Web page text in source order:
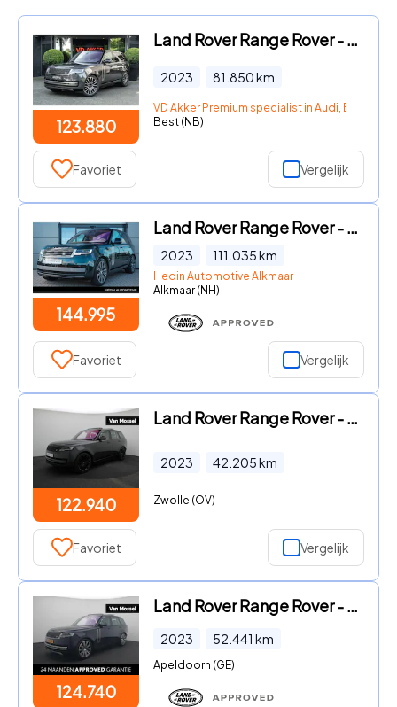
123.880
Land Rover Range Rover - LANDROVER P510e Autobiography | 4Wsturing | 23 Inch | Head-u
2023 81.850km
VD Akker Premium specialist in Audi, Bentley
Best (NB)
Favoriet Vergelijk
144.995
Land Rover Range Rover - P510e SV l British Racing Green l BTW l XPEL l 24mnd Approve
2023 111.035km
Hedin Automotive Alkmaar
Alkmaar (NH)
Favoriet Vergelijk
122.940
Land Rover Range Rover - 3.0 P510e Autobiography PHEV | Cold Climate Pack | Massage S
2023 42.205km
Zwolle (OV)
Favoriet Vergelijk
124.740
Land Rover Range Rover - 3.0 P510e Autobiography PHEV | Panoramadak | Meridian 3D-Sur
2023 52.441 km
Apeldoorn (GE)